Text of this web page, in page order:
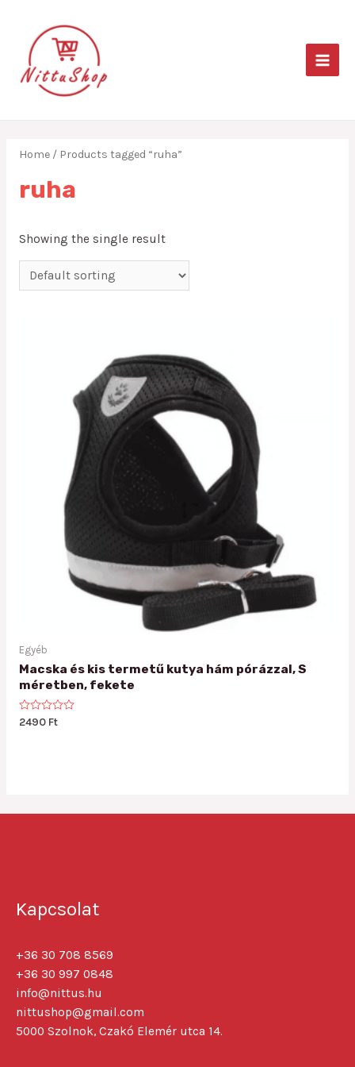
content
MAIN
Home/ Products tagged “ruha”
ruha
Showing the single result
Egyéb
Macska és kis termetű kutya hám pórázzal, S
méretben, fekete
Rated
2490 Ft
Kapcsolat
+36 30 708 8569
+36 30 997 0848
info@nittus.hu
nittushop@gmail.com
5000 Szolnok, Czakó Elemér utca 14.